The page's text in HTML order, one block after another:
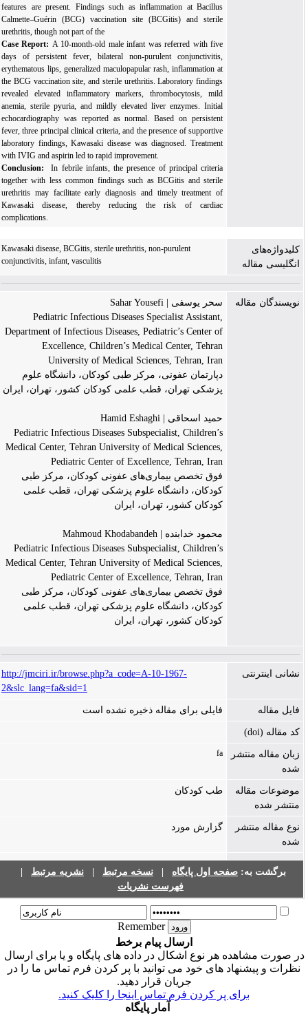
features are present. Findings such as inflammation at Bacillus
Calmette–Guérin (BCG) vaccination site (BCGitis) and sterile
urethritis, though not part of the
Case Report: A 10-month-old male infant was referred with five
days of persistent fever, bilateral non-purulent conjunctivitis,
erythematous lips, generalized maculopapular rash, inflammation at
the BCG vaccination site, and sterile urethritis. Laboratory findings
revealed elevated inflammatory markers, thrombocytosis, mild
anemia, sterile pyuria, and mildly elevated liver enzymes. Initial
echocardiography was reported as normal. Based on persistent
fever, three principal clinical criteria, and the presence of supportive
laboratory findings, Kawasaki disease was diagnosed. Treatment
with IVIG and aspirin led to rapid improvement.
Conclusion: In febrile infants, the presence of principal criteria
together with less common findings such as BCGitis and sterile
urethritis may facilitate early diagnosis and timely treatment of
Kawasaki disease, thereby reducing the risk of cardiac
complications.
کلیدواژه‌های
انگلیسی مقاله
Kawasaki disease, BCGitis, sterile urethritis, non-purulent
conjunctivitis, infant, vasculitis
نویسندگان مقاله
سحر یوسفی | Sahar Yousefi
Pediatric Infectious Diseases Specialist Assistant,
Department of Infectious Diseases, Pediatric’s Center of
Excellence, Children’s Medical Center, Tehran
University of Medical Sciences, Tehran, Iran
دپارتمان عفونی، مرکز طبی کودکان، دانشگاه علوم
پزشکی تهران، قطب علمی کودکان کشور، تهران، ایران
حمید اسحاقی | Hamid Eshaghi
Pediatric Infectious Diseases Subspecialist, Children’s
Medical Center, Tehran University of Medical Sciences,
Pediatric Center of Excellence, Tehran, Iran
فوق تخصص بیماری‌های عفونی کودکان، مرکز طبی
کودکان، دانشگاه علوم پزشکی تهران، قطب علمی
کودکان کشور، تهران، ایران
محمود خدابنده | Mahmoud Khodabandeh
Pediatric Infectious Diseases Subspecialist, Children’s
Medical Center, Tehran University of Medical Sciences,
Pediatric Center of Excellence, Tehran, Iran
فوق تخصص بیماری‌های عفونی کودکان، مرکز طبی
کودکان، دانشگاه علوم پزشکی تهران، قطب علمی
کودکان کشور، تهران، ایران
نشانی اینترنتی
http://jmciri.ir/browse.php?a_code=A-10-1967-
2&slc_lang=fa&sid=1
فایل مقاله فایلی برای مقاله ذخیره نشده است
کد مقاله (doi)
زبان مقاله منتشر
شده
موضوعات مقاله
منتشر شده
طب کودکان
نوع مقاله منتشر
شده
گزارش مورد
برگشت به:صفحه اول پایگاه| نسخه مرتبط| نشریه مرتبط|
فهرست نشریات
Remember
ارسال پیام برخط
صورت مشاهده هر نوع اشکال در داده های پایگاه و یا برای ارسال
نظرات و پیشنهاد های خود می توانید با پر کردن فرم تماس ما را در
جریان قرار دهید.
برای پر کردن فرم تماس اینجا را کلیک کنید.
آمار پایگاه